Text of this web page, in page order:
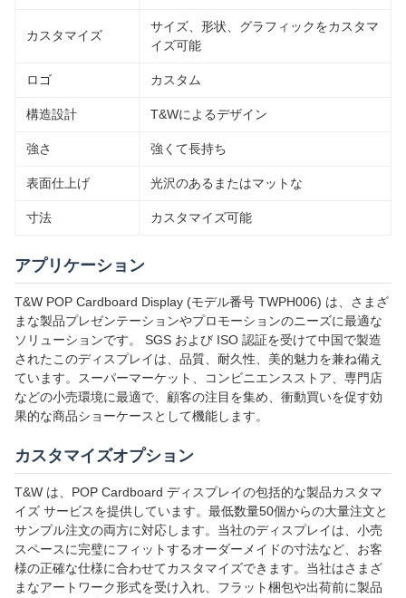
カスタマイズ
サイズ、形状、グラフィックをカスタマ
イズ可能
ロゴ カスタム
構造設計 T&Wによるデザイン
強さ 強くて長持ち
表面仕上げ 光沢のあるまたはマットな
寸法 カスタマイズ可能
アプリケーション
T&W POP Cardboard Display (モデル番号 TWPH006) は、さまざ
まな製品プレゼンテーションやプロモーションのニーズに最適な
ソリューションです。 SGS および ISO 認証を受けて中国で製造
されたこのディスプレイは、品質、耐久性、美的魅力を兼ね備え
ています。スーパーマーケット、コンビニエンスストア、専門店
などの小売環境に最適で、顧客の注目を集め、衝動買いを促す効
果的な商品ショーケースとして機能します。
カスタマイズオプション
T&W は、POP Cardboard ディスプレイの包括的な製品カスタマ
イズ サービスを提供しています。最低数量50個からの大量注文と
サンプル注文の両方に対応します。当社のディスプレイは、小売
スペースに完璧にフィットするオーダーメイドの寸法など、お客
様の正確な仕様に合わせてカスタマイズできます。当社はさまざ
まなアートワーク形式を受け入れ、フラット梱包や出荷前に製品